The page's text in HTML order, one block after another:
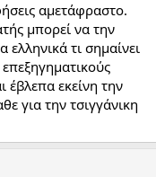
αμετάφραστο.
μπορεί να την
τι σημαίνει
έβλεπα εκείνη την
για την τσιγγάνικη